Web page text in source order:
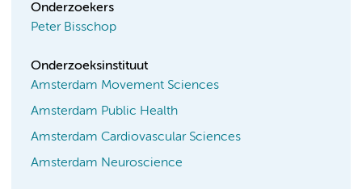
Onderzoekers
Peter Bisschop
Onderzoeksinstituut
Amsterdam Movement Sciences
Amsterdam Public Health
Amsterdam Cardiovascular Sciences
Amsterdam Neuroscience